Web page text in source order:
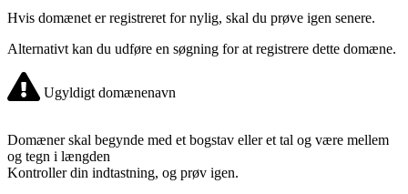
Hvis domænet er registreret for nylig, skal du prøve igen senere.
Alternativt kan du udføre en søgning for at registrere dette domæne.
Ugyldigt domænenavn
Domæner skal begynde med et bogstav eller et tal og være mellem
og tegn i længden
Kontroller din indtastning, og prøv igen.